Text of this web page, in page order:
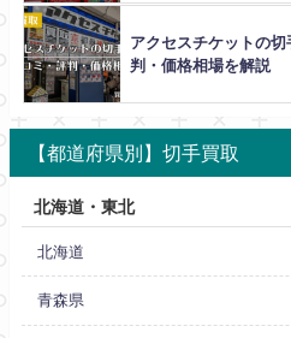
アクセスチケットの
判・価格相場を解説
【都道府県別】切手買取
北海道・東北
北海道
青森県